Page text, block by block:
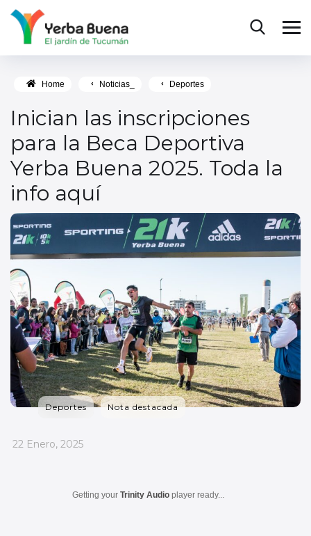
Home Noticias_ Deportes
Inician las inscripciones
para la Beca Deportiva
Yerba Buena 2025. Toda la
info aquí
Deportes Nota destacada
_
22 Enero, 2025
Getting your Trinity Audio player ready...